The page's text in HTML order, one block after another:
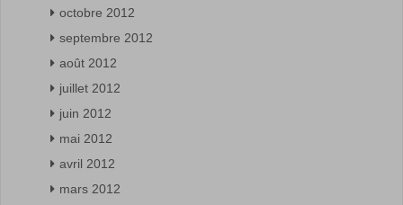
octobre 2012
septembre 2012
août 2012
juillet 2012
juin 2012
mai 2012
avril 2012
mars 2012